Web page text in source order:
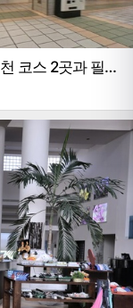
코스 2곳과 필수